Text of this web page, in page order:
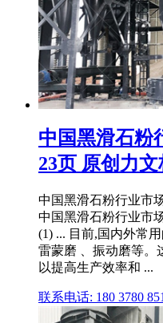
中国黑滑石粉
23页 原创力文
中国黑滑石粉行业市
中国黑滑石粉行业市
(1) ... 目前,国内外常
雷蒙磨 、振动磨等。
以提高生产效率和 ...
联系电话: 180 3780